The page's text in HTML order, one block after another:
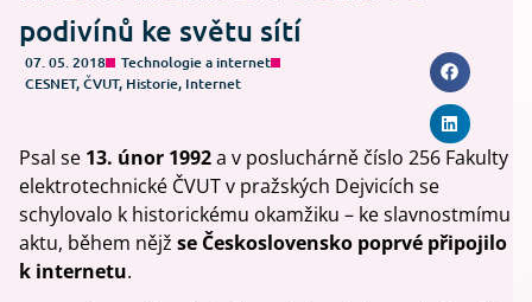
podivínů ke světu sítí
07. 05. 2018
Technologie a internet
CESNET,ČVUT, Historie, Internet
Psal se 13. únor 1992a v posluchárně číslo 256 Fakulty
elektrotechnické ČVUT v pražských Dejvicích se
schylovalo k historickému okamžiku – ke slavnostmímu
aktu, během nějž se Československo poprvé připojilo
k internetu.